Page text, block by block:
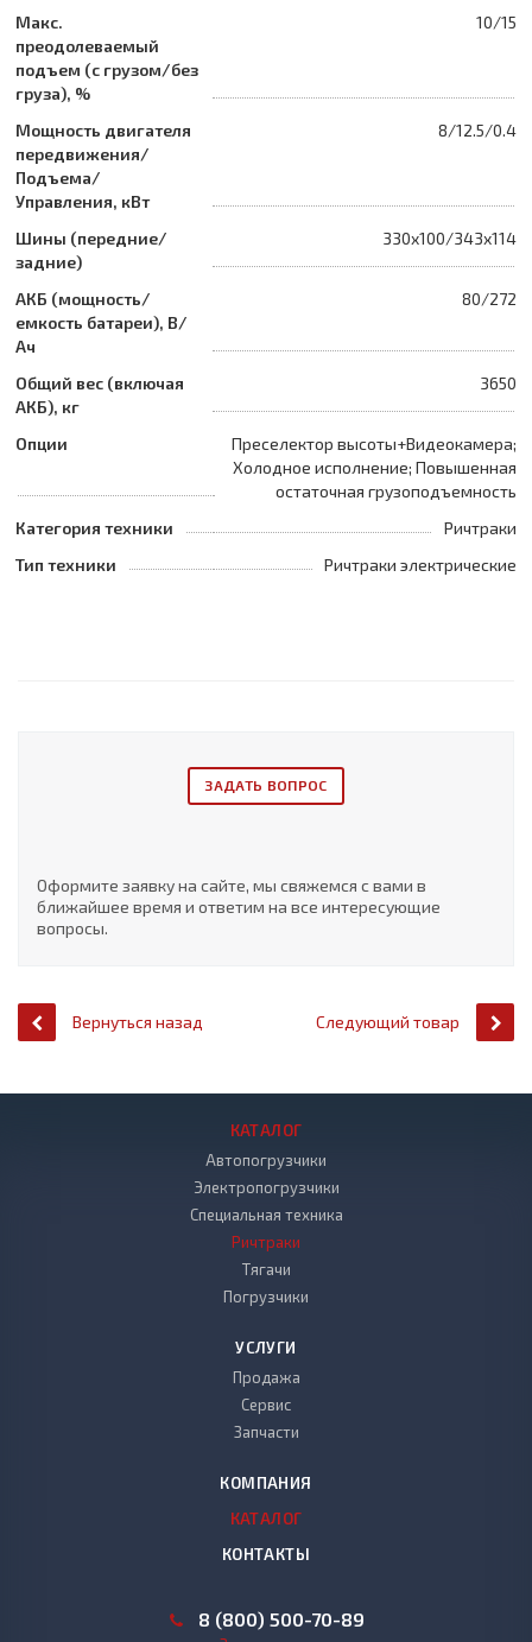
Макс.
преодолеваемый
подъем (с грузом/без
груза), %
10/15
Мощность двигателя
передвижения/
Подъема/
Управления, кВт
8/12.5/0.4
Шины (передние/
задние)
330x100/343x114
АКБ (мощность/
емкость батареи), В/
Ач
80/272
Общий вес (включая
АКБ), кг
3650
Опции
Преселектор высоты+Видеокамера;
Холодное исполнение; Повышенная
остаточная грузоподъемность
Категория техники
Ричтраки
Тип техники
Ричтраки электрические
ЗАДАТЬ ВОПРОС
Оформите заявку на сайте, мы свяжемся с вами в
ближайшее время и ответим на все интересующие
вопросы.
Вернуться назад Следующий товар
КАТАЛОГ
Автопогрузчики
Электропогрузчики
Специальная техника
Ричтраки
Тягачи
Погрузчики
УСЛУГИ
Продажа
Сервис
Запчасти
КОМПАНИЯ
КАТАЛОГ
КОНТАКТЫ
8 (800) 500-70-89